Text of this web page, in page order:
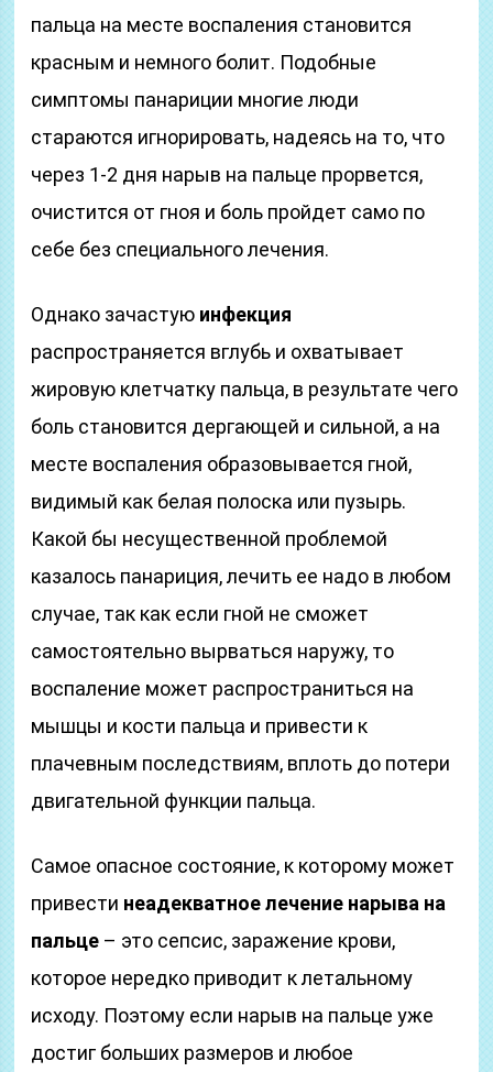
пальца на месте воспаления становится
красным и немного болит. Подобные
симптомы панариции многие люди
стараются игнорировать, надеясь на то, что
через 1-2 дня нарыв на пальце прорвется,
очистится от гноя и боль пройдет само по
себе без специального лечения.
Однако зачастую инфекция
распространяется вглубь и охватывает
жировую клетчатку пальца, в результате чего
боль становится дергающей и сильной, а на
месте воспаления образовывается гной,
видимый как белая полоска или пузырь.
Какой бы несущественной проблемой
казалось панариция, лечить ее надо в любом
случае, так как если гной не сможет
самостоятельно вырваться наружу, то
воспаление может распространиться на
мышцы и кости пальца и привести к
плачевным последствиям, вплоть до потери
двигательной функции пальца.
Самое опасное состояние, к которому может
привести неадекватное лечение нарыва на
пальце – это сепсис, заражение крови,
которое нередко приводит к летальному
исходу. Поэтому если нарыв на пальце уже
достиг больших размеров и любое